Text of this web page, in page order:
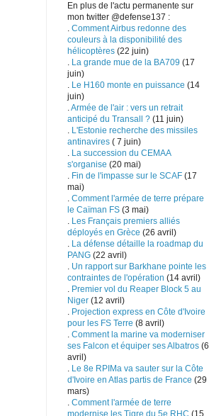
En plus de l'actu permanente sur
mon twitter @defense137 :
. Comment Airbus redonne des
couleurs à la disponibilité des
hélicoptères (22 juin)
. La grande mue de la BA709 (17
juin)
. Le H160 monte en puissance (14
juin)
.Armée de l'air : vers un retrait
anticipé du Transall ? (11 juin)
. L'Estonie recherche des missiles
antinavires ( 7 juin)
. La succession du CEMAA
s'organise (20 mai)
. Fin de l'impasse sur le SCAF (17
mai)
. Comment l'armée de terre prépare
le Caïman FS (3 mai)
. Les Français premiers alliés
déployés en Grèce (26 avril)
. La défense détaille la roadmap du
PANG (22 avril)
. Un rapport sur Barkhane pointe les
contraintes de l'opération (14 avril)
. Premier vol du Reaper Block 5 au
Niger (12 avril)
. Projection express en Côte d'Ivoire
pour les FS Terre (8 avril)
. Comment la marine va moderniser
ses Falcon et équiper ses Albatros (6
avril)
. Le 8e RPIMa va sauter sur la Côte
d'Ivoire en Atlas partis de France (29
mars)
. Comment l'armée de terre